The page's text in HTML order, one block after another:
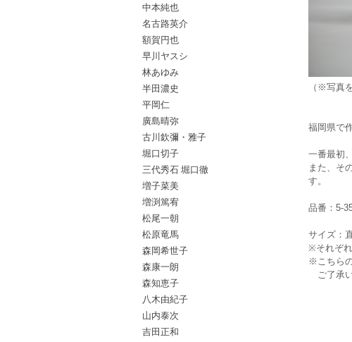
中本純也
名古路英介
額賀円也
早川ヤスシ
林あゆみ
半田濃史
平岡仁
廣島晴弥
古川欽彌・雅子
堀口切子
三代秀石 堀口徹
増子菜美
増渕篤宥
松尾一朝
松原竜馬
森岡希世子
森康一朗
森知恵子
八木由紀子
山内泰次
吉田正和
（※写真
福岡県で
一番最初
また、そ
す。
品番：5-
サイズ：
※それぞ
※こちら
ご了承